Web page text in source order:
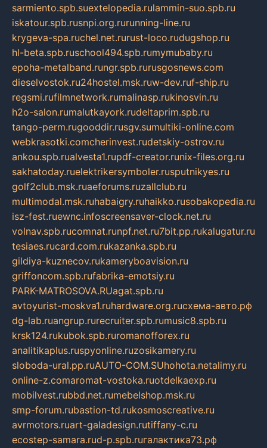
sarmiento.spb.suextelopedia.rulammin-suo.spb.ru
iskatour.spb.rusnpi.org.rurunning-line.ru
krygeva-spa.ruchel.net.rurust-loco.rudugshop.ru
hl-beta.spb.ruschool494.spb.rumymubaby.ru
epoha-metalband.rungr.spb.rurusgosnews.com
dieselvostok.ru24hostel.msk.ruw-dev.ruf-ship.ru
regsmi.rufilmnetwork.rumalinasp.rukinosvin.ru
h2o-salon.rumalutkayork.rudeltaprim.spb.ru
tango-perm.rugooddir.rusgv.sumultiki-online.com
webkrasotki.comcherinvest.rudetskiy-ostrov.ru
ankou.spb.rualvesta1.rupdf-creator.runix-files.org.ru
sakhatoday.ruelektrikersymboler.rusputnikyes.ru
golf2club.msk.ruaeforums.ruzallclub.ru
multimodal.msk.ruhabaigry.ruhaikko.rusobakopedia.ru
isz-fest.ruewnc.infoscreensaver-clock.net.ru
volnav.spb.rucomnat.runpf.net.ru7bit.pp.rukalugatur.ru
tesiaes.rucard.com.rukazanka.spb.ru
gildiya-kuznecov.rukameryboavision.ru
griffoncom.spb.rufabrika-emotsiy.ru
PARK-MATROSOVA.RUagat.spb.ru
avtoyurist-moskva1.ruhardware.org.ruсхема-авто.рф
dg-lab.ruangrup.rurecruiter.spb.rumusic8.spb.ru
krsk124.rukubok.spb.ruromanofforex.ru
analitikaplus.ruspyonline.ruzosikamery.ru
sloboda-ural.pp.ruAUTO-COM.SUhohota.netalimy.ru
online-z.comaromat-vostoka.ruotdelkaexp.ru
mobilvest.rubbd.net.rumebelshop.msk.ru
smp-forum.rubastion-td.rukosmoscreative.ru
avrmotors.ruart-galadesign.rutiffany-c.ru
ecostep-samara.rud-p.spb.ruгалактика73.рф